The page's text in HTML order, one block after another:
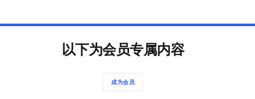
以下为会员专属内容
成为会员